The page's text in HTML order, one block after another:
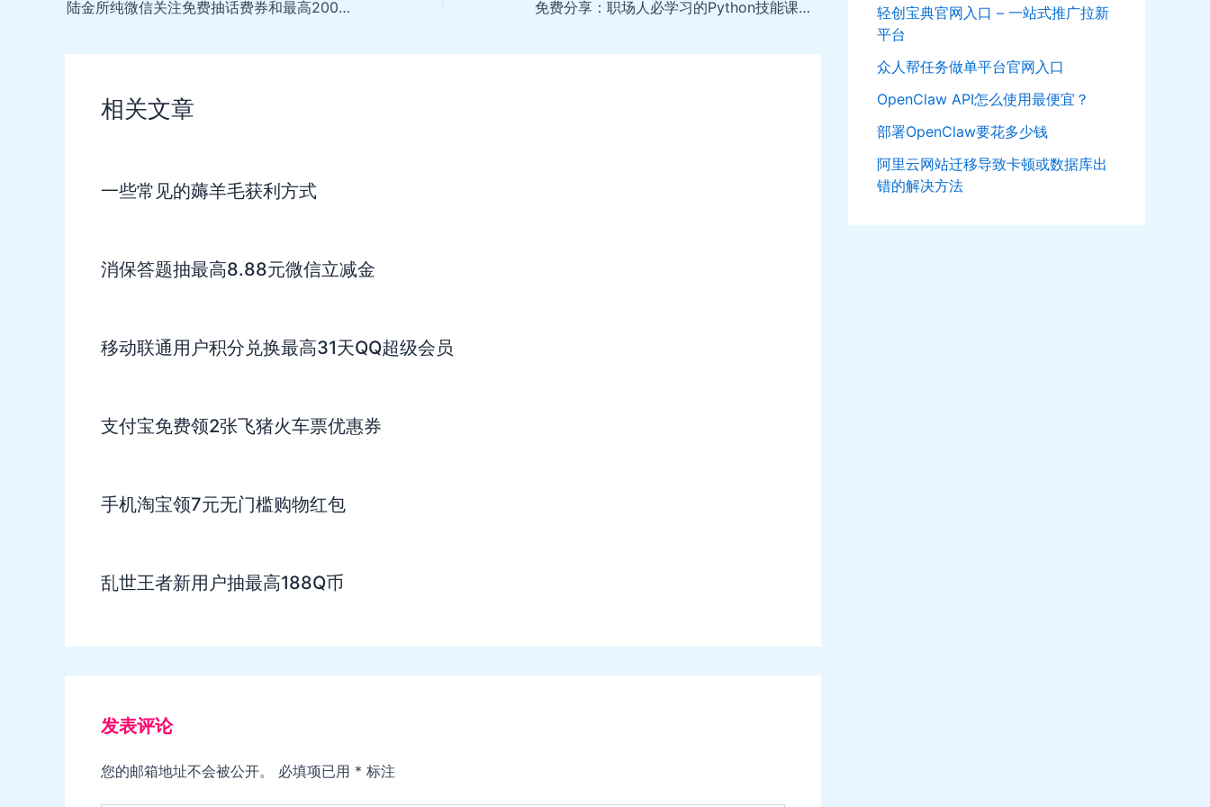
navigation 陆金所纯微信关注免费抽话费券和最高200京东e卡，基本必中 免费分享：职场人必学习的Python技能课全套完结视频教程
相关文章
一些常见的薅羊毛获利方式
消保答题抽最高8.88元微信立减金
移动联通用户积分兑换最高31天QQ超级会员
支付宝免费领2张飞猪火车票优惠券
手机淘宝领7元无门槛购物红包
乱世王者新用户抽最高188Q币
发表评论
您的邮箱地址不会被公开。 必填项已用 * 标注
轻创宝典官网入口 – 一站式推广拉新
平台
众人帮任务做单平台官网入口
OpenClaw API怎么使用最便宜？
部署OpenClaw要花多少钱
阿里云网站迁移导致卡顿或数据库出
错的解决方法